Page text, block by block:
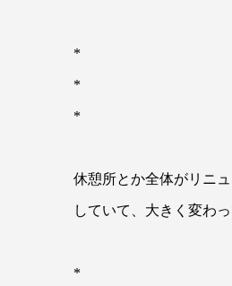
*
*
*
休憩所とか全体がリニ
していて、大きく変わ
*